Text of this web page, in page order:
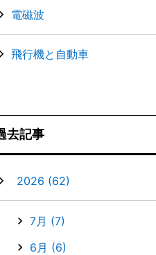
電磁波
飛行機と自動車
去記事
2026 (62)
7月 (7)
6月 (6)